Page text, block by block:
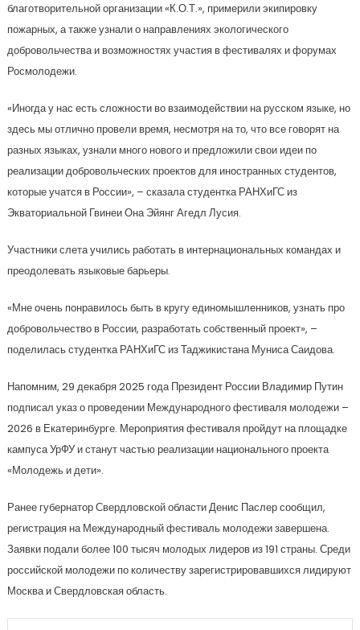
благотворительной организации «К.О.Т.», примерили экипировку
пожарных, а также узнали о направлениях экологического
добровольчества и возможностях участия в фестивалях и форумах
Росмолодежи.
«Иногда у нас есть сложности во взаимодействии на русском языке, но
здесь мы отлично провели время, несмотря на то, что все говорят на
разных языках, узнали много нового и предложили свои идеи по
реализации добровольческих проектов для иностранных студентов,
которые учатся в России», – сказала студентка РАНХиГС из
Экваториальной Гвинеи Она Эйянг Агедл Лусия.
Участники слета учились работать в интернациональных командах и
преодолевать языковые барьеры.
«Мне очень понравилось быть в кругу единомышленников, узнать про
добровольчество в России, разработать собственный проект», –
поделилась студентка РАНХиГС из Таджикистана Муниса Саидова.
Напомним, 29 декабря 2025 года Президент России Владимир Путин
подписал указ о проведении Международного фестиваля молодежи –
2026 в Екатеринбурге. Мероприятия фестиваля пройдут на площадке
кампуса УрФУ и станут частью реализации национального проекта
«Молодежь и дети».
Ранее губернатор Свердловской области Денис Паслер сообщил,
регистрация на Международный фестиваль молодежи завершена.
Заявки подали более 100 тысяч молодых лидеров из 191 страны. Среди
российской молодежи по количеству зарегистрировавшихся лидируют
Москва и Свердловская область.